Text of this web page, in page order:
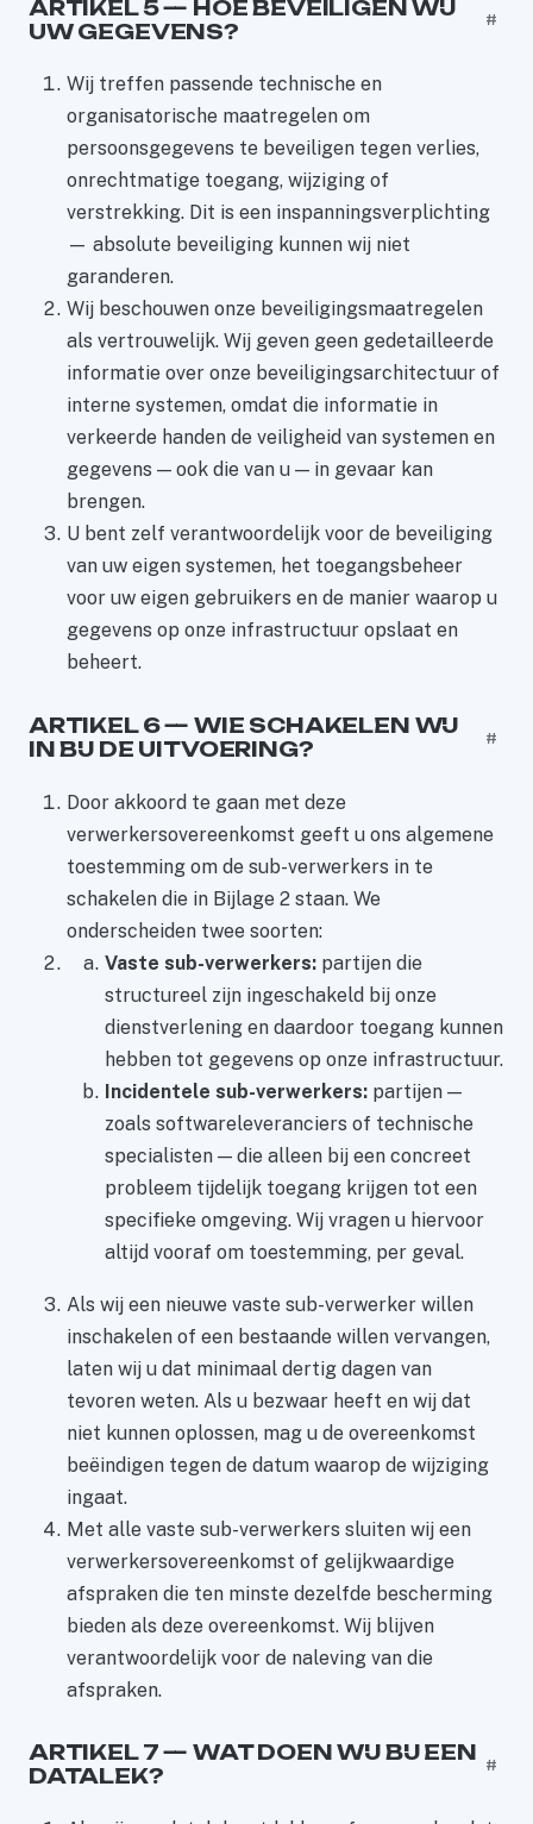
ARTIKEL 5 — HOE BEVEILIGEN WIJ
UW GEGEVENS?
#
Wij treffen passende technische en
organisatorische maatregelen om
persoonsgegevens te beveiligen tegen verlies,
onrechtmatige toegang, wijziging of
verstrekking. Dit is een inspanningsverplichting
— absolute beveiliging kunnen wij niet
garanderen.
Wij beschouwen onze beveiligingsmaatregelen
als vertrouwelijk. Wij geven geen gedetailleerde
informatie over onze beveiligingsarchitectuur of
interne systemen, omdat die informatie in
verkeerde handen de veiligheid van systemen en
gegevens — ook die van u — in gevaar kan
brengen.
U bent zelf verantwoordelijk voor de beveiliging
van uw eigen systemen, het toegangsbeheer
voor uw eigen gebruikers en de manier waarop u
gegevens op onze infrastructuur opslaat en
beheert.
ARTIKEL 6 — WIE SCHAKELEN WIJ
IN BIJ DE UITVOERING?
#
Door akkoord te gaan met deze
verwerkersovereenkomst geeft u ons algemene
toestemming om de sub-verwerkers in te
schakelen die in Bijlage 2 staan. We
onderscheiden twee soorten:
Vaste sub-verwerkers: partijen die
structureel zijn ingeschakeld bij onze
dienstverlening en daardoor toegang kunnen
hebben tot gegevens op onze infrastructuur.
Incidentele sub-verwerkers: partijen —
zoals softwareleveranciers of technische
specialisten — die alleen bij een concreet
probleem tijdelijk toegang krijgen tot een
specifieke omgeving. Wij vragen u hiervoor
altijd vooraf om toestemming, per geval.
Als wij een nieuwe vaste sub-verwerker willen
inschakelen of een bestaande willen vervangen,
laten wij u dat minimaal dertig dagen van
tevoren weten. Als u bezwaar heeft en wij dat
niet kunnen oplossen, mag u de overeenkomst
beëindigen tegen de datum waarop de wijziging
ingaat.
Met alle vaste sub-verwerkers sluiten wij een
verwerkersovereenkomst of gelijkwaardige
afspraken die ten minste dezelfde bescherming
bieden als deze overeenkomst. Wij blijven
verantwoordelijk voor de naleving van die
afspraken.
ARTIKEL 7 — WAT DOEN WIJ BIJ EEN
DATALEK?
#